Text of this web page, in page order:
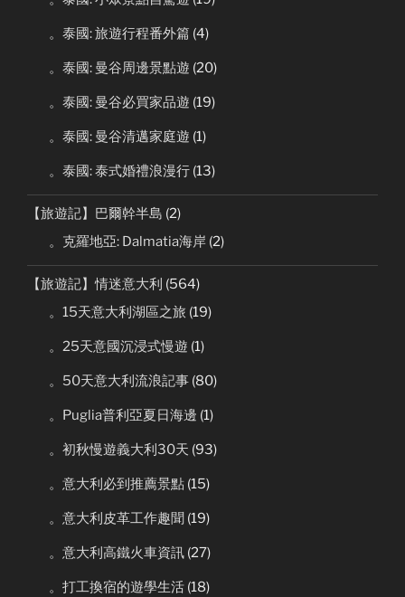
。泰國: 旅遊行程番外篇 (4)
。泰國: 曼谷周邊景點遊 (20)
。泰國: 曼谷必買家品遊 (19)
。泰國: 曼谷清邁家庭遊 (1)
。泰國: 泰式婚禮浪漫行 (13)
【旅遊記】巴爾幹半島 (2)
。克羅地亞: Dalmatia海岸 (2)
【旅遊記】情迷意大利 (564)
。15天意大利湖區之旅 (19)
。25天意國沉浸式慢遊 (1)
。50天意大利流浪記事 (80)
。Puglia普利亞夏日海邊 (1)
。初秋慢遊義大利30天 (93)
。意大利必到推薦景點 (15)
。意大利皮革工作趣聞 (19)
。意大利高鐵火車資訊 (27)
。打工換宿的遊學生活 (18)